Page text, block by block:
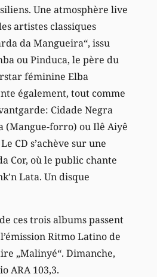
Une atmosphère live
artistes classiques
da Mangueira“, issu
ou Pinduca, le père du
féminine Elba
également, tout comme
Cidade Negra
(Mangue-forro) ou Ilê Aiyê
CD s’achève sur une
Cor, où le public chante
Lata. Un disque
ces trois albums passent
Ritmo Latino de
„Malinyé“. Dimanche,
ARA 103,3.